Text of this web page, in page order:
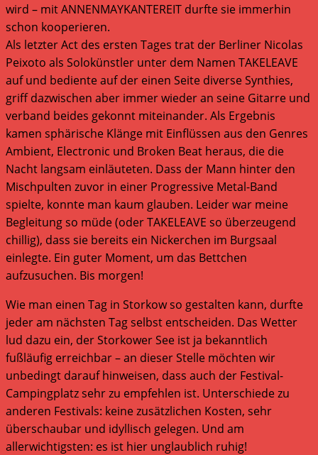
wird – mit ANNENMAYKANTEREIT durfte sie immerhin
schon kooperieren.
Als letzter Act des ersten Tages trat der Berliner Nicolas
Peixoto als Solokünstler unter dem Namen TAKELEAVE
auf und bediente auf der einen Seite diverse Synthies,
griff dazwischen aber immer wieder an seine Gitarre und
verband beides gekonnt miteinander. Als Ergebnis
kamen sphärische Klänge mit Einflüssen aus den Genres
Ambient, Electronic und Broken Beat heraus, die die
Nacht langsam einläuteten. Dass der Mann hinter den
Mischpulten zuvor in einer Progressive Metal-Band
spielte, konnte man kaum glauben. Leider war meine
Begleitung so müde (oder TAKELEAVE so überzeugend
chillig), dass sie bereits ein Nickerchen im Burgsaal
einlegte. Ein guter Moment, um das Bettchen
aufzusuchen. Bis morgen!
Wie man einen Tag in Storkow so gestalten kann, durfte
jeder am nächsten Tag selbst entscheiden. Das Wetter
lud dazu ein, der Storkower See ist ja bekanntlich
fußläufig erreichbar – an dieser Stelle möchten wir
unbedingt darauf hinweisen, dass auch der Festival-
Campingplatz sehr zu empfehlen ist. Unterschiede zu
anderen Festivals: keine zusätzlichen Kosten, sehr
überschaubar und idyllisch gelegen. Und am
allerwichtigsten: es ist hier unglaublich ruhig!